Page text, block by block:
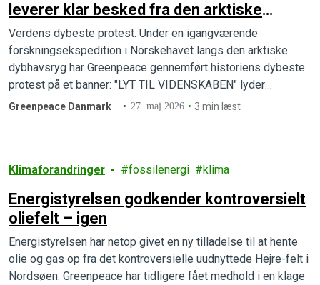
leverer klar besked fra den arktiske
dybhavsbund
Verdens dybeste protest. Under en igangværende
forskningsekspedition i Norskehavet langs den arktiske
dybhavsryg har Greenpeace gennemført historiens dybeste
protest på et banner: "LYT TIL VIDENSKABEN" lyder
beskeden. Greenpeace ønsker at stoppe dybhavsminedrift
Greenpeace Danmark 27. maj 2026 3 min læst
Klimaforandringer fossilenergi klima
Energistyrelsen godkender kontroversielt
oliefelt – igen
Energistyrelsen har netop givet en ny tilladelse til at hente
olie og gas op fra det kontroversielle uudnyttede Hejre-felt i
Nordsøen. Greenpeace har tidligere fået medhold i en klage